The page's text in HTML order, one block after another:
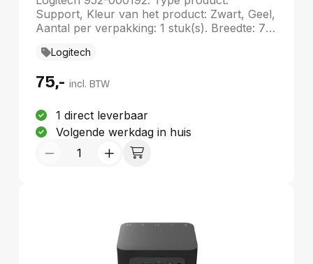
Support, Kleur van het product: Zwart, Geel,
Aantal per verpakking: 1 stuk(s). Breedte: 70
Logitech
75,- incl. BTW
1 direct leverbaar
Volgende werkdag in huis